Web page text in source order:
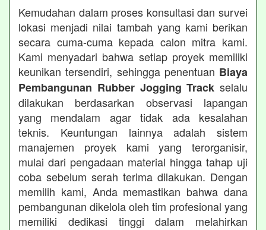
Kemudahan dalam proses konsultasi dan survei
lokasi menjadi nilai tambah yang kami berikan
secara cuma-cuma kepada calon mitra kami.
Kami menyadari bahwa setiap proyek memiliki
keunikan tersendiri, sehingga penentuan Biaya
Pembangunan Rubber Jogging Track selalu
dilakukan berdasarkan observasi lapangan
yang mendalam agar tidak ada kesalahan
teknis. Keuntungan lainnya adalah sistem
manajemen proyek kami yang terorganisir,
mulai dari pengadaan material hingga tahap uji
coba sebelum serah terima dilakukan. Dengan
memilih kami, Anda memastikan bahwa dana
pembangunan dikelola oleh tim profesional yang
memiliki dedikasi tinggi dalam melahirkan